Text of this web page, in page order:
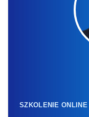
SZKOLENIE ONLINE